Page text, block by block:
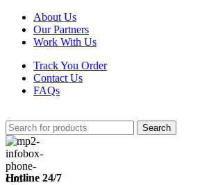
About Us
Our Partners
Work With Us
Track You Order
Contact Us
FAQs
Search
Hotline 24/7